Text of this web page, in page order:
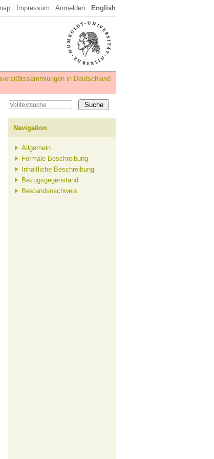
Impressum Anmelden English
in Deutschland
Navigation
Allgemein
Formale Beschreibung
Inhaltliche Beschreibung
Bezugsgegenstand
Bestandsnachweis